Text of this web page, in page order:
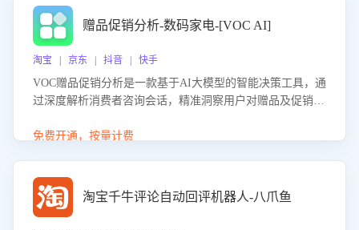
赠品促销分析-数码家电-[VOC AI]
淘宝 | 京东 | 抖音 | 快手
VOC赠品促销分析是一款基于AI大模型的智能决策工具，通
过深度解析消费者咨询会话，精准洞察用户对赠品及促销政
销诉求，帮助企业制定个性化赠品组合策略，优化资源投放
免费开通，按量计费
淘宝千牛评论自动回评机器人-八爪鱼